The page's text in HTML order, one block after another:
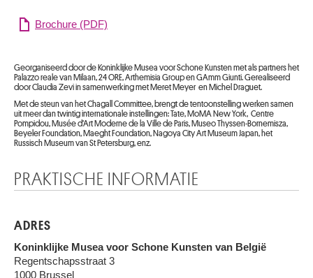
Brochure (PDF)
Georganiseerd door de Koninklijke Musea voor Schone Kunsten met als partners het
Palazzo reale van Milaan, 24 ORE, Arthemisia Group en GAmm Giunti. Gerealiseerd
door Claudia Zevi in samenwerking met Meret Meyer en Michel Draguet.
Met de steun van het Chagall Committee, brengt de tentoonstelling werken samen
uit meer dan twintig internationale instellingen: Tate, MoMA New York, Centre
Pompidou, Musée d’Art Moderne de la Ville de Paris, Museo Thyssen-Bornemisza,
Beyeler Foundation, Maeght Foundation, Nagoya City Art Museum Japan, het
Russisch Museum van St Petersburg, enz.
PRAKTISCHE INFORMATIE
ADRES
Koninklijke Musea voor Schone Kunsten van België
Regentschapsstraat 3
1000 Brussel